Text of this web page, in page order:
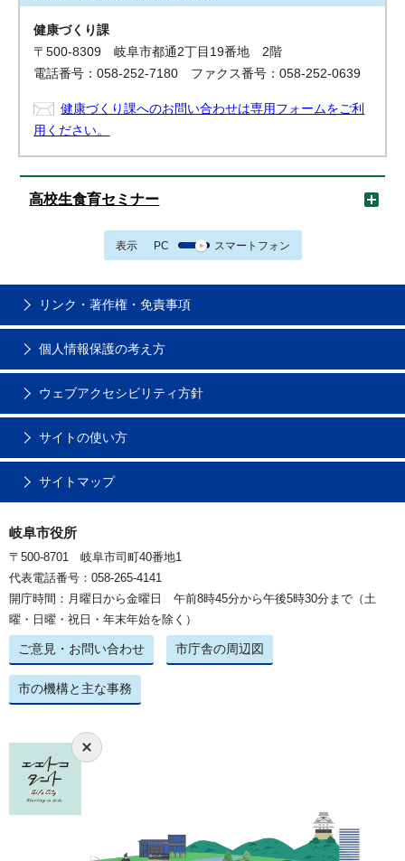
健康づくり課
〒500-8309 岐阜市都通2丁目19番地 2階
電話番号：058-252-7180 ファクス番号：058-252-0639
健康づくり課へのお問い合わせは専用フォームをご利
用ください。
高校生食育セミナー
表示 PC スマートフォン
リンク・著作権・免責事項
個人情報保護の考え方
ウェブアクセシビリティ方針
サイトの使い方
サイトマップ
岐阜市役所
〒500-8701 岐阜市司町40番地1
代表電話番号：058-265-4141
開庁時間：月曜日から金曜日 午前8時45分から午後5時30分まで（土
曜・日曜・祝日・年末年始を除く）
ご意見・お問い合わせ 市庁舎の周辺図
市の機構と主な事務